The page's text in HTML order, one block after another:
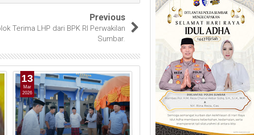
Previous
Terima LHP dari BPK RI Perwakilan
Sumbar.
13
Mar
2026